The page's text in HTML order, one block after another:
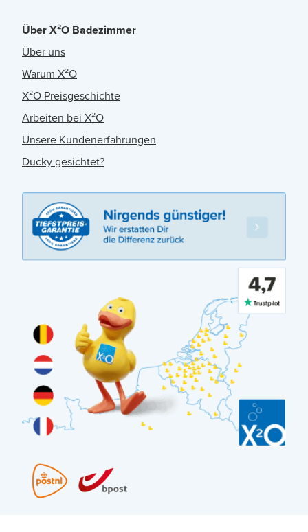
Über X²O Badezimmer
Über uns
Warum X²O
X²O Preisgeschichte
Arbeiten bei X²O
Unsere Kundenerfahrungen
Ducky gesichtet?